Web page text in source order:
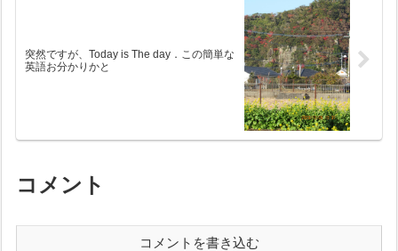
突然ですが、Today is The day．この簡単な
英語お分かりかと
コメント
コメントを書き込む